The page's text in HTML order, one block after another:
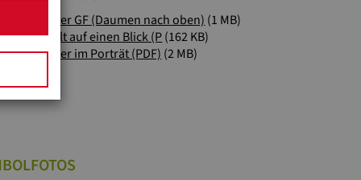
Heiserer GF (Daumen nach oben) (1 MB)
Eine Welt auf einen Blick (P(162 KB)
Heiserer im Porträt (PDF) (2 MB)